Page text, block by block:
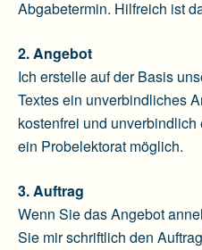
Abgabetermin. Hilfreich ist
2. Angebot
Ich erstelle auf der Basis
Textes ein unverbindliches
kostenfrei und
ein Probelektorat möglich.
3. Auftrag
Wenn Sie das Angebot
Sie mir schriftlich den